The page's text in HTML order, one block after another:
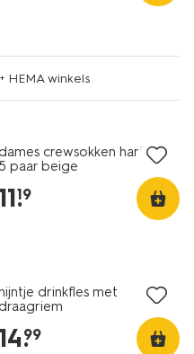
HEMA winkels
dames crewsokken hartjes -
5 paar beige
11.
19
drinkfles met
draagriem
14.
99